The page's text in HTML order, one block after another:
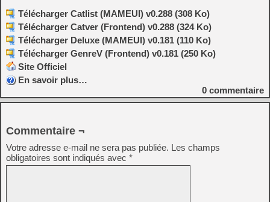
Télécharger Catlist (MAMEUI) v0.288 (308 Ko)
Télécharger Catver (Frontend) v0.288 (324 Ko)
Télécharger Deluxe (MAMEUI) v0.181 (110 Ko)
Télécharger GenreV (Frontend) v0.181 (250 Ko)
Site Officiel
En savoir plus…
0 commentaire
Commentaire ¬
Votre adresse e-mail ne sera pas publiée. Les champs
obligatoires sont indiqués avec *